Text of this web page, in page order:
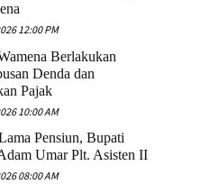
12:00 PM
Berlakukan
Denda dan
Pajak
10:00 AM
Pensiun, Bupati
Umar Plt. Asisten II
08:00 AM